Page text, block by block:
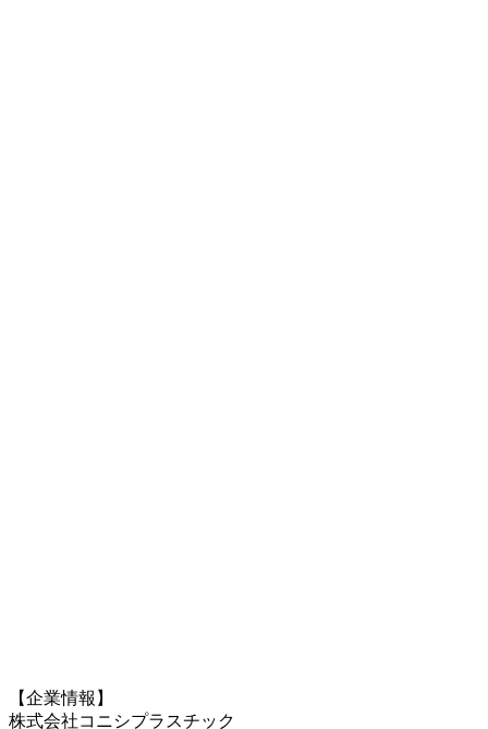
【企業情報】
株式会社コニシプラスチック